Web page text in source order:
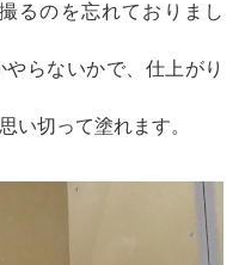
るのを忘れておりまし
らないかで、仕上がり
い切って塗れます。